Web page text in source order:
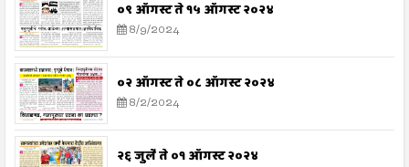
०९ ऑगस्ट ते १५ ऑगस्ट २०२४
8/9/2024
०२ ऑगस्ट ते ०८ ऑगस्ट २०२४
8/2/2024
२६ जुलै ते ०१ ऑगस्ट २०२४